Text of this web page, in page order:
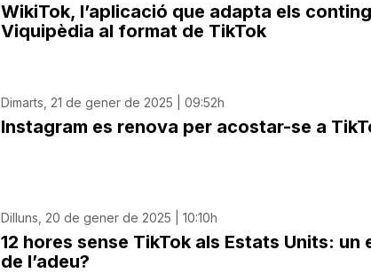
WikiTok, l’aplicació que adapta els
Viquipèdia al format de TikTok
Dimarts, 21 de gener de 2025 | 09:52h
Instagram es renova per acostar-se a
Dilluns, 20 de gener de 2025 | 10:10h
12 hores sense TikTok als Estats Units: un
de l’adeu?